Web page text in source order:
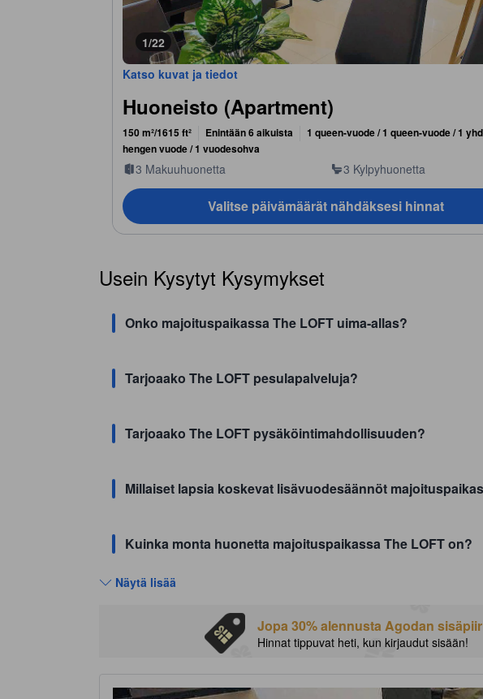
1/22
Katso kuvat ja tiedot
Huoneisto (Apartment)
150 m²/1615 ft² Enintään 6 aikuista
1 queen-vuode / 1 queen-vuode / 1
hengen vuode / 1 vuodesohva
3 Makuuhuonetta 3 Kylpyhuonetta
Valitse päivämäärät nähdäksesi hinnat
Usein Kysytyt Kysymykset
Onko majoituspaikassa The LOFT uima-allas?
Tarjoaako The LOFT pesulapalveluja?
Tarjoaako The LOFT pysäköintimahdollisuuden?
Millaiset lapsia koskevat lisävuodesäännöt
Kuinka monta huonetta majoituspaikassa The LOFT on?
Näytä lisää
Jopa 30% alennusta Agodan
Hinnat tippuvat heti, kun kirjaudut sisään!